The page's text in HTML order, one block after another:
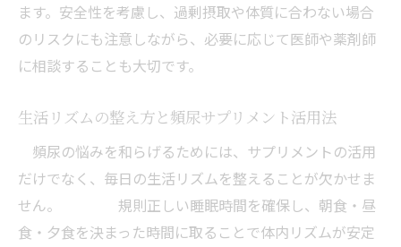
ます。安全性を考慮し、過剰摂取や体質に合わない場合
のリスクにも注意しながら、必要に応じて医師や薬剤師
に相談することも大切です。
生活リズムの整え方と頻尿サプリメント活用法
頻尿の悩みを和らげるためには、サプリメントの活用
だけでなく、毎日の生活リズムを整えることが欠かせま
せん。 規則正しい睡眠時間を確保し、朝食・昼
食・夕食を決まった時間に取ることで体内リズムが安定